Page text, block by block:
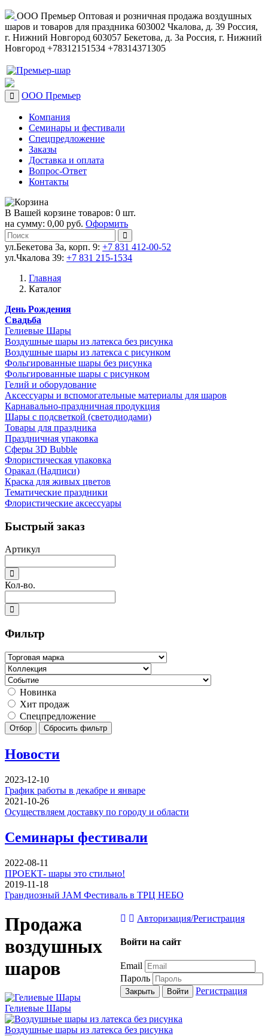
ООО Премьер Оптовая и розничная продажа воздушных
шаров и товаров для праздника 603002 Чкалова, д. 39 Россия,
г. Нижний Новгород 603057 Бекетова, д. 3а Россия, г. Нижний
Новгород +78312151534 +78314371305
ООО Премьер
Компания
Семинары и фестивали
Спецпредложение
Заказы
Доставка и оплата
Вопрос-Ответ
Контакты
В Вашей корзине товаров: 0 шт.
на сумму: 0,00 руб. Оформить
ул.Бекетова 3а, корп. 9: +7 831 412-00-52
ул.Чкалова 39: +7 831 215-1534
Главная
Каталог
День Рождения
Свадьба
Гелиевые Шары
Воздушные шары из латекса без рисунка
Воздушные шары из латекса с рисунком
Фольгированные шары без рисунка
Фольгированные шары с рисунком
Гелий и оборудование
Аксессуары и вспомогательные материалы для шаров
Карнавально-праздничная продукция
Шары с подсветкой (светодиодами)
Товары для праздника
Праздничная упаковка
Сферы 3D Bubble
Флористическая упаковка
Оракал (Надписи)
Краска для живых цветов
Тематические праздники
Флористические аксессуары
Быстрый заказ
Артикул
Кол-во.
Фильтр
Новинка
Хит продаж
Спецпредложение
Отбор Сбросить фильтр
Новости
2023-12-10
График работы в декабре и январе
2021-10-26
Осуществляем доставку по городу и области
Семинары фестивали
2022-08-11
ПРОЕКТ- шары это стильно!
2019-11-18
Грандиозный JAM Фестиваль в ТРЦ НЕБО
Авторизация/Регистрация
Войти на сайт
Email
Пароль
Закрыть Войти Регистрация
Продажа
воздушных
шаров
Гелиевые Шары
Воздушные шары из латекса без рисунка